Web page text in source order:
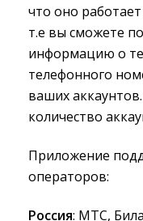
что оно
т.е вы сможете
информацию о
телефонного
ваших
количество
Приложение
операторов:
Россия: МТС,